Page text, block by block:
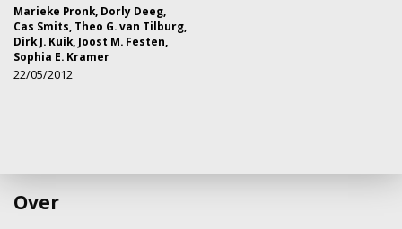
Marieke Pronk Dorly Deeg
Cas Smits Theo G. van Tilburg
Dirk J. Kuik Joost M. Festen
Sophia E. Kramer
22/05/2012
Over